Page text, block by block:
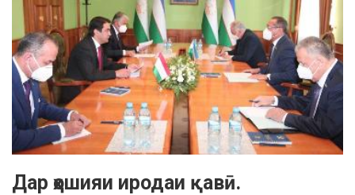
Дар ҳошияи иродаи қавӣ.